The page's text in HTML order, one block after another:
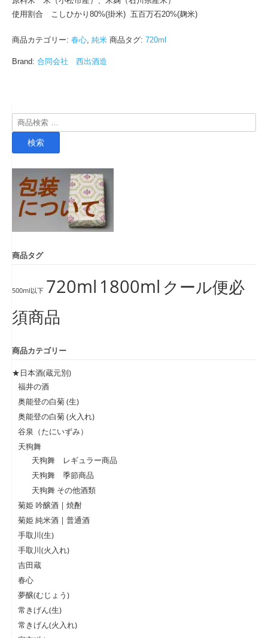
使用割合 こしひかり80%(掛米) 五百万石20%(麹米)
商品カテゴリー: 春心 純米 商品タグ: 720ml
Brand: 合同会社 西出酒造
検
索
検索
商品タグ
500ml以下 720ml 1800ml クール便必
須商品
商品カテゴリー
★日本酒(蔵元別)
福井の酒
奥能登の白菊 (生)
奥能登の白菊 (火入れ)
谷泉（たにいずみ）
天狗舞
天狗舞 レギュラー商品
天狗舞 季節商品
天狗舞 その他酒類
菊姫 吟醸酒 | 焼酎
菊姫 純米酒 | 普通酒
手取川(生)
手取川(火入れ)
吉田蔵
春心
夢醸(むじょう)
常きげん(生)
常きげん(火入れ)